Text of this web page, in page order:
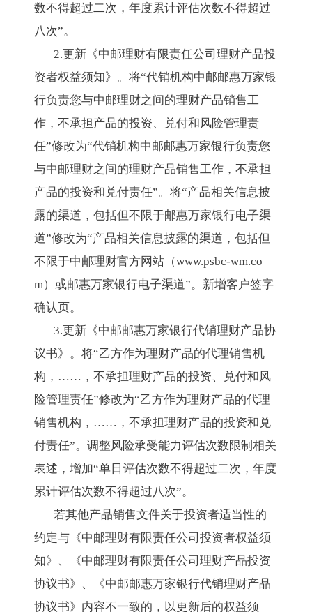
数不得超过二次，年度累计评估次数不得超过
八次”。
资者权益须知》。将“代销机构中邮邮惠万家银
行负责您与中邮理财之间的理财产品销售工
作，不承担产品的投资、兑付和风险管理责
任”修改为“代销机构中邮邮惠万家银行负责您
与中邮理财之间的理财产品销售工作，不承担
产品的投资和兑付责任”。将“产品相关信息披
露的渠道，包括但不限于邮惠万家银行电子渠
道”修改为“产品相关信息披露的渠道，包括但
不限于中邮理财官方网站（www.psbc-wm.co
m）或邮惠万家银行电子渠道”。新增客户签字
确认页。
议书》。将“乙方作为理财产品的代理销售机
构，……，不承担理财产品的投资、兑付和风
险管理责任”修改为“乙方作为理财产品的代理
销售机构，……，不承担理财产品的投资和兑
付责任”。调整风险承受能力评估次数限制相关
表述，增加“单日评估次数不得超过二次，年度
累计评估次数不得超过八次”。
约定与《中邮理财有限责任公司投资者权益须
知》、《中邮理财有限责任公司理财产品投资
协议书》、《中邮邮惠万家银行代销理财产品
协议书》内容不一致的，以更新后的权益须